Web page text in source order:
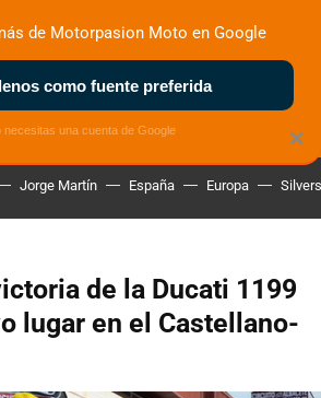
DEPORTIVAS MOTOS ELÉCTRICAS
Jorge Martín España Europa
de la Ducati 1199
lugar en el Castellano-
×
de Motorpasion Moto en Google
como fuente preferida
necesitas una cuenta de Google